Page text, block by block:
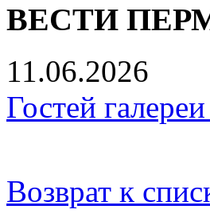
ВЕСТИ
11.06.2026
Гостей
Возврат к